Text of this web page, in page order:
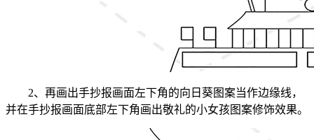
2、再画出手抄报画面左下角的向日葵图案当作边缘线，
并在手抄报画面底部左下角画出敬礼的小女孩图案修饰效果。